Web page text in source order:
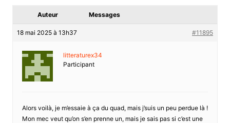
Auteur Messages
18 mai 2025 à 13h37 #11895
litteraturex34
Participant
Alors voilà, je m’essaie à ça du quad, mais j’suis un peu perdue là !
Mon mec veut qu’on s’en prenne un, mais je sais pas si c’est une